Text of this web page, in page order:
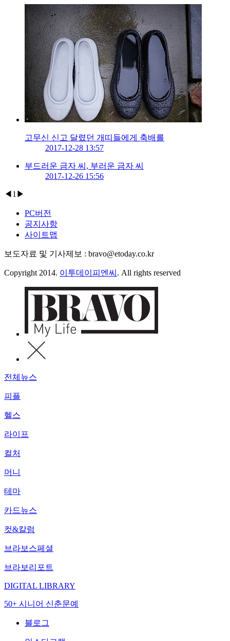
고무신 신고 달렸던 개띠들에게 축배를
2017-12-28 13:57
부드러운 금자 씨, 부러운 금자 씨
2017-12-26 15:56
◀ 1 ▶
PC버전
공지사항
사이트맵
보도자료 및 기사제보 : bravo@etoday.co.kr
Copyright 2014. 이투데이피엔씨 . All rights reserved
전체뉴스
피플
헬스
라이프
컬처
머니
테마
카드뉴스
컷&칼럼
브라보스페셜
브라보리포트
DIGITAL LIBRARY
50+ 시니어 신춘문예
블로그